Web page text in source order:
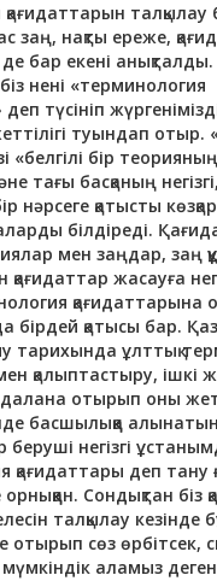
заң, нақты ереже,
де бар екені
нені «терминология
түсініп
туындап отыр.
«белгілі бір
тағы басқаның
нәрсеге қатысты
білдіреді.
мен заңдар, заң
жасауға
қағидаттарына
қатысы бар.
тарихында ұлттық
қалыптастыру, ішкі
отырып оны
басшылыққа
беруші негізгі
қағидаттары деп
Сондықтан біз
талқылау
отырып сөз өрбітсек,
мүмкіндік аламыз деген